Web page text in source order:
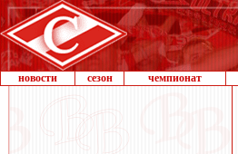
новости сезон чемпионат